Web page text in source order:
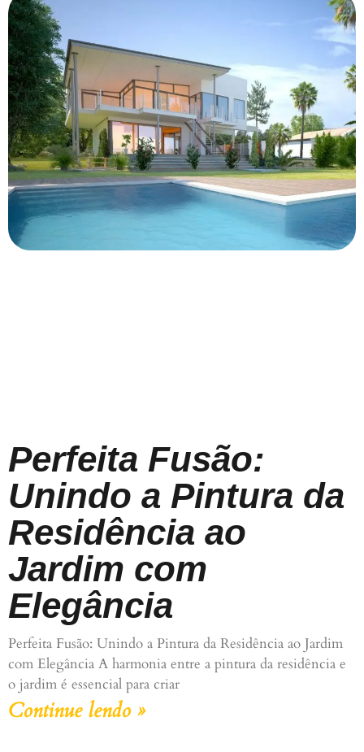
Perfeita Fusão:
Unindo a Pintura da
Residência ao
Jardim com
Elegância
Perfeita Fusão: Unindo a Pintura da Residência ao Jardim
com Elegância A harmonia entre a pintura da residência e
o jardim é essencial para criar
Continue lendo »